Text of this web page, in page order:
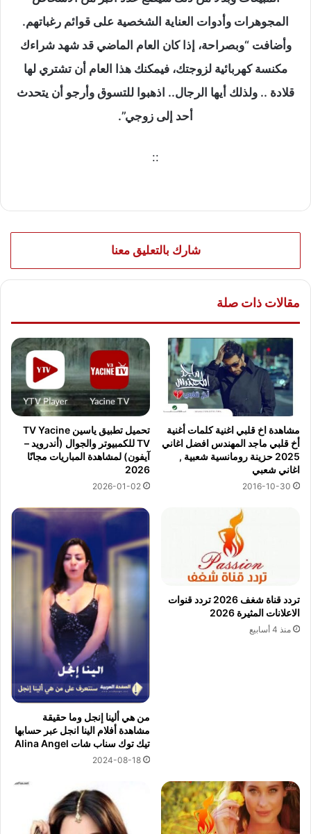
المجوهرات وأدوات العناية الشخصية على قوائم رغباتهم.
وأضافت “وبصراحة، إذا كان العام الماضي قد شهد شراءك
مكنسة كهربائية لزوجتك، فيمكنك هذا العام أن تشتري لها
قلادة .. ولذلك أيها الرجال.. اذهبوا للتسوق وأرجو أن يتحدث
أحد إلى زوجي”.
::
شارك بالتعليق معنا
مقالات ذات صلة
مشاهدة اخ قلبي اغنية كلمات أغنية
أخ قلبي ماجد المهندس افضل اغاني
2025 حزينة رومانسية شعبية ,
اغاني شعبي
2016-10-30
تحميل تطبيق ياسين TV Yacine
TV للكمبيوتر والجوال (أندرويد –
آيفون) لمشاهدة المباريات مجانًا
2026
2026-01-02
تردد قناة شغف 2026 تردد قنوات
الاعلانات المثيرة 2026
منذ 4 أسابيع
من هي ألينا إنجل وما حقيقة
مشاهدة أفلام الينا انجل عبر حسابها
تيك توك سناب شات Alina Angel
2024-08-18